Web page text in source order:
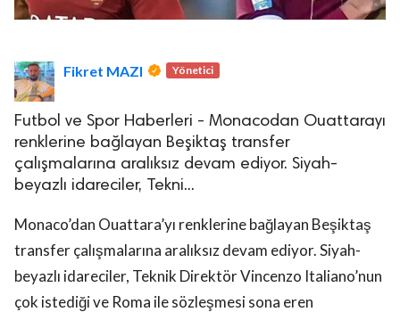
Fikret MAZI Yönetici
Futbol ve Spor Haberleri - Monacodan Ouattarayı
renklerine bağlayan Beşiktaş transfer
çalışmalarına aralıksız devam ediyor. Siyah-
beyazlı idareciler, Tekni...
Monaco’dan Ouattara’yı renklerine bağlayan Beşiktaş
transfer çalışmalarına aralıksız devam ediyor. Siyah-
beyazlı idareciler, Teknik Direktör Vincenzo Italiano’nun
çok istediği ve Roma ile sözleşmesi sona eren